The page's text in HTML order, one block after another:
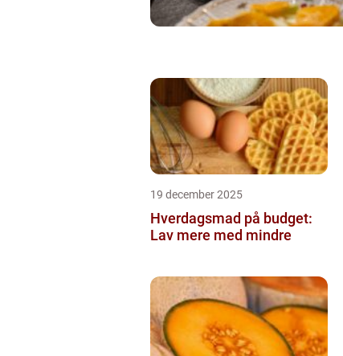
19 december 2025
Hverdagsmad på budget:
Lav mere med mindre